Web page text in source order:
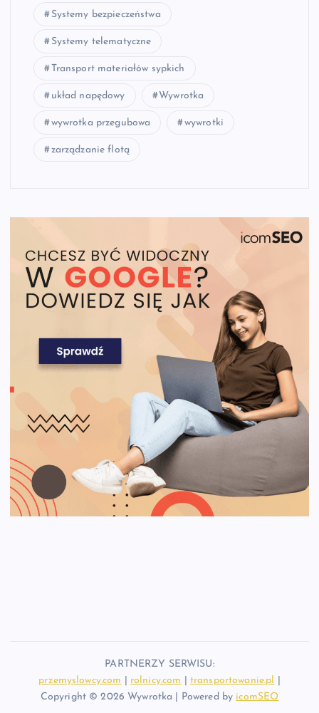
Systemy bezpieczeństwa
Systemy telematyczne
Transport materiałów sypkich
układ napędowy Wywrotka
wywrotka przegubowa wywrotki
zarządzanie flotą
PARTNERZY SERWISU:
przemyslowcy.com
rolnicy.com transportowanie.pl
Copyright © 2026 Wywrotka | Powered by icomSEO